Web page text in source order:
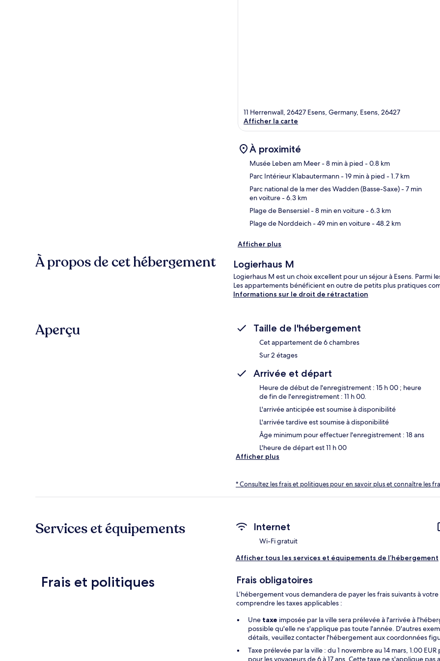
11 Herrenwall, 26427 Esens, Germany, Esens, 26427
Afficher la carte
À proximité
Musée Leben am Meer- 8 min à pied - 0.8 km
Parc Intérieur Klabautermann- 19 min à pied - 1.7 km
Parc national de la mer des Wadden (Basse-Saxe)- 7 min
en voiture- 6.3 km
Plage de Bensersiel- 8 min en voiture- 6.3 km
Plage de Norddeich- 49 min en voiture- 48.2 km
Afficher plus
À propos de cet hébergement Logierhaus M
Logierhaus M est un choix excellent pour un séjour à Esens. Parmi
Les appartements bénéficient en outre de petits plus pratiques
Informations sur le droit de rétractation
Aperçu Taille de l'hébergement
Cet appartement de 6 chambres
Sur 2 étages
Arrivée et départ
Heure de début de l'enregistrement : 15 h 00 ; heure
de fin de l'enregistrement : 11 h 00.
L'arrivée anticipée est soumise à disponibilité
L'arrivée tardive est soumise à disponibilité
Âge minimum pour effectuer l'enregistrement : 18 ans
L'heure de départ est 11 h 00
Afficher plus
* Consultez les frais et politiques pour en savoir plus et connaître les
Services et équipements Internet
Wi-Fi gratuit
Afficher tous les services et équipements de l’hébergement
Frais et politiques Frais obligatoires
L’hébergement vous demandera de payer les frais suivants à
comprendre les taxes applicables :
Une taxe imposée par la ville sera prélevée à l'arrivée à
possible qu'elle ne s'applique pas toute l'année. D'autres
détails, veuillez contacter l'hébergement aux coordonnées
Taxe prélevée par la ville : du 1 novembre au 14 mars, 1.00
pour les voyageurs de 6 à 17 ans. Cette taxe ne s'applique pas